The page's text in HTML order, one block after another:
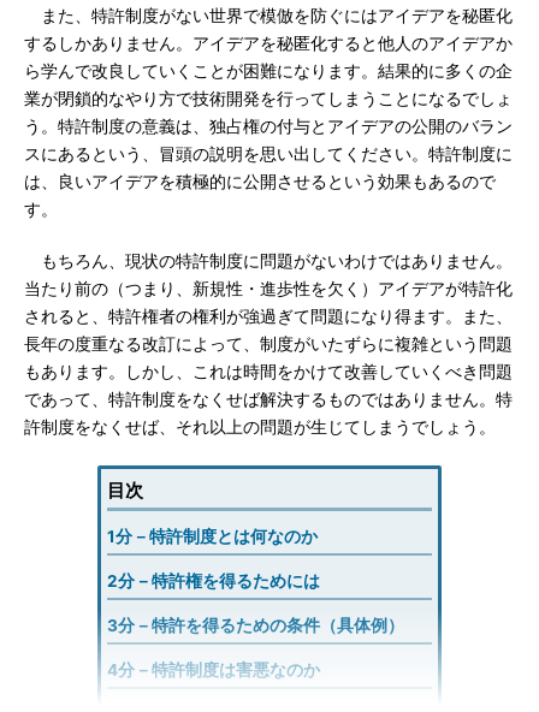
また、特許制度がない世界で模倣を防ぐにはアイデアを秘匿化
するしかありません。アイデアを秘匿化すると他人のアイデアか
ら学んで改良していくことが困難になります。結果的に多くの企
業が閉鎖的なやり方で技術開発を行ってしまうことになるでしょ
う。特許制度の意義は、独占権の付与とアイデアの公開のバラン
スにあるという、冒頭の説明を思い出してください。特許制度に
は、良いアイデアを積極的に公開させるという効果もあるので
す。
もちろん、現状の特許制度に問題がないわけではありません。
当たり前の（つまり、新規性・進歩性を欠く）アイデアが特許化
されると、特許権者の権利が強過ぎて問題になり得ます。また、
長年の度重なる改訂によって、制度がいたずらに複雑という問題
もあります。しかし、これは時間をかけて改善していくべき問題
であって、特許制度をなくせば解決するものではありません。特
許制度をなくせば、それ以上の問題が生じてしまうでしょう。
目次
1分－特許制度とは何なのか
2分－特許権を得るためには
3分－特許を得るための条件（具体例）
4分－特許制度は害悪なのか